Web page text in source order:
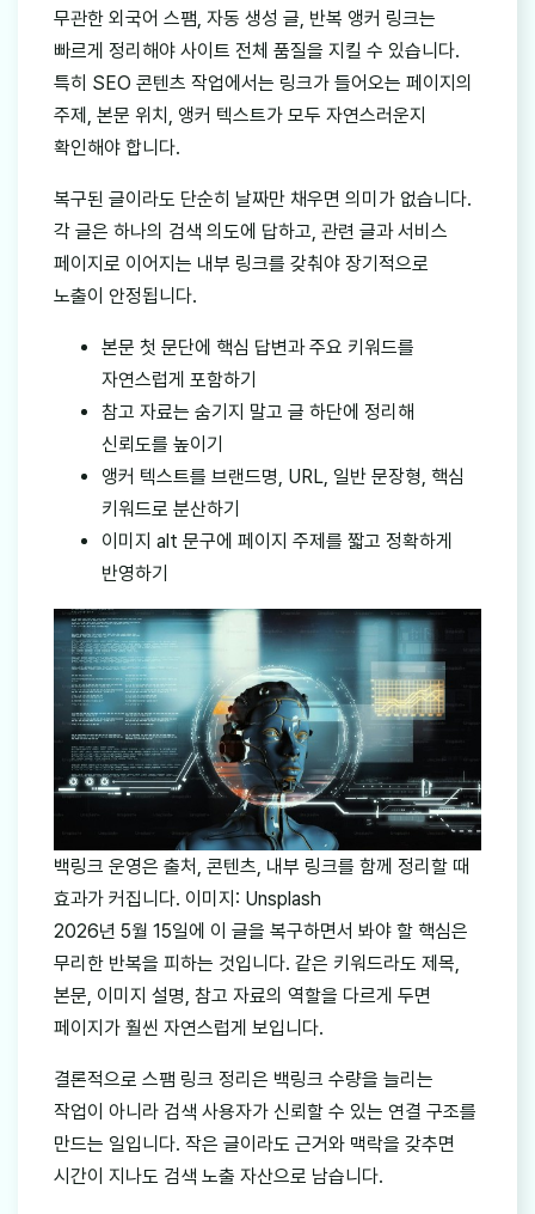
무관한 외국어 스팸, 자동 생성 글, 반복 앵커 링크는
빠르게 정리해야 사이트 전체 품질을 지킬 수 있습니다.
특히 SEO 콘텐츠 작업에서는 링크가 들어오는 페이지의
주제, 본문 위치, 앵커 텍스트가 모두 자연스러운지
확인해야 합니다.
복구된 글이라도 단순히 날짜만 채우면 의미가 없습니다.
각 글은 하나의 검색 의도에 답하고, 관련 글과 서비스
페이지로 이어지는 내부 링크를 갖춰야 장기적으로
노출이 안정됩니다.
본문 첫 문단에 핵심 답변과 주요 키워드를
자연스럽게 포함하기
참고 자료는 숨기지 말고 글 하단에 정리해
신뢰도를 높이기
앵커 텍스트를 브랜드명, URL, 일반 문장형, 핵심
키워드로 분산하기
이미지 alt 문구에 페이지 주제를 짧고 정확하게
반영하기
백링크 운영은 출처, 콘텐츠, 내부 링크를 함께 정리할 때
효과가 커집니다. 이미지: Unsplash
2026년 5월 15일에 이 글을 복구하면서 봐야 할 핵심은
무리한 반복을 피하는 것입니다. 같은 키워드라도 제목,
본문, 이미지 설명, 참고 자료의 역할을 다르게 두면
페이지가 훨씬 자연스럽게 보입니다.
결론적으로 스팸 링크 정리은 백링크 수량을 늘리는
작업이 아니라 검색 사용자가 신뢰할 수 있는 연결 구조를
만드는 일입니다. 작은 글이라도 근거와 맥락을 갖추면
시간이 지나도 검색 노출 자산으로 남습니다.